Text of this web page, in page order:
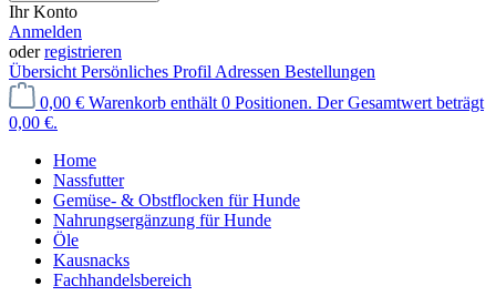
Ihr Konto
Anmelden
oderregistrieren
Übersicht Persönliches Profil Adressen Bestellungen
0,00 € Warenkorb enthält 0 Positionen. Der Gesamtwert beträgt
0,00 €.
Home
Nassfutter
Gemüse- & Obstflocken für Hunde
Nahrungsergänzung für Hunde
Öle
Kausnacks
Fachhandelsbereich